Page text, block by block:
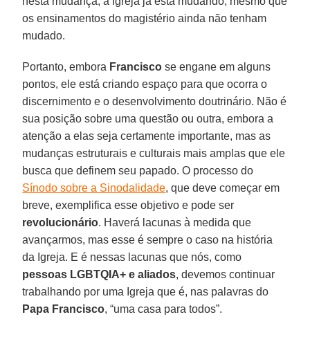
os ensinamentos do magistério ainda não tenham
mudado.
Portanto, embora Francisco se engane em alguns
pontos, ele está criando espaço para que ocorra o
discernimento e o desenvolvimento doutrinário. Não é
sua posição sobre uma questão ou outra, embora a
atenção a elas seja certamente importante, mas as
mudanças estruturais e culturais mais amplas que ele
busca que definem seu papado. O processo do
Sínodo sobre a Sinodalidade, que deve começar em
breve, exemplifica esse objetivo e pode ser
revolucionário. Haverá lacunas à medida que
avançarmos, mas esse é sempre o caso na história
da Igreja. E é nessas lacunas que nós, como
pessoas LGBTQIA+ e aliados, devemos continuar
trabalhando por uma Igreja que é, nas palavras do
Papa Francisco, “uma casa para todos”.